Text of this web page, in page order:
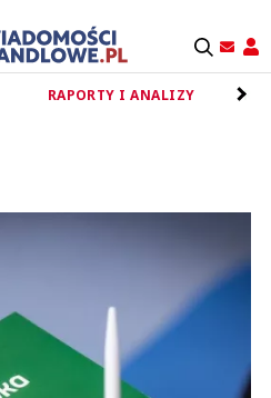
RAPORTY I ANALIZY